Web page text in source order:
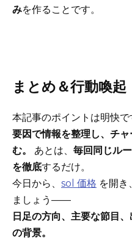
みを作ることです。
まとめ＆行動喚起
本記事のポイントは明快で
要因で情報を整理し、チ
む。
あとは、 毎回同じル
を徹底するだけ。
今日から、 sol 価格 を開き
ましょう——
日足の方向、主要な節目
の背景。